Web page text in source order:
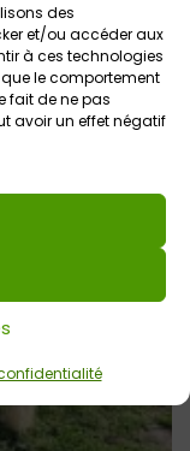
des
et/ou accéder aux
à ces technologies
le comportement
fait de ne pas
avoir un effet négatif
Voir tout